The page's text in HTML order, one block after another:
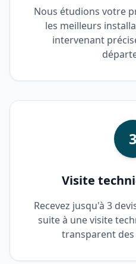
Nous étudions votre
les meilleurs
intervenant
3
Visite
Recevez jusqu'à 3
suite à une visite
transparent